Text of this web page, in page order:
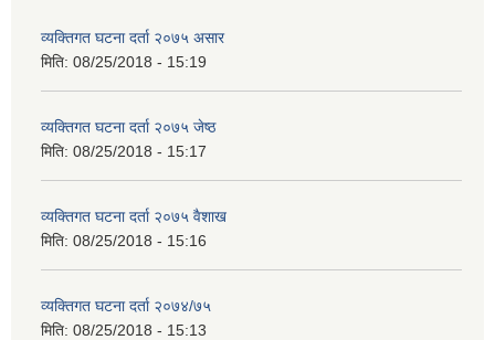
व्यक्तिगत घटना दर्ता २०७५ असार
मिति: 08/25/2018 - 15:19
व्यक्तिगत घटना दर्ता २०७५ जेष्ठ
मिति: 08/25/2018 - 15:17
व्यक्तिगत घटना दर्ता २०७५ वैशाख
मिति: 08/25/2018 - 15:16
व्यक्तिगत घटना दर्ता २०७४/७५
मिति: 08/25/2018 - 15:13